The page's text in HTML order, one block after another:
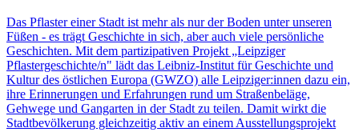
Das Pflaster einer Stadt ist mehr als nur der Boden unter unseren
Füßen - es trägt Geschichte in sich, aber auch viele persönliche
Geschichten. Mit dem partizipativen Projekt „Leipziger
Pflastergeschichte/n" lädt das Leibniz-Institut für Geschichte und
Kultur des östlichen Europa (GWZO) alle Leipziger:innen dazu ein,
ihre Erinnerungen und Erfahrungen rund um Straßenbeläge,
Gehwege und Gangarten in der Stadt zu teilen. Damit wirkt die
Stadtbevölkerung gleichzeitig aktiv an einem Ausstellungsprojekt